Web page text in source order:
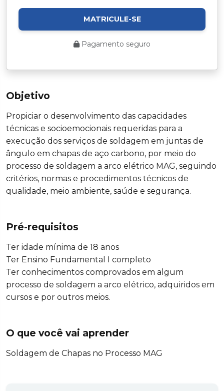
Objetivo
Propiciar o desenvolvimento das capacidades
técnicas e socioemocionais requeridas para a
execução dos serviços de soldagem em juntas de
ângulo em chapas de aço carbono, por meio do
processo de soldagem a arco elétrico MAG, seguindo
critérios, normas e procedimentos técnicos de
qualidade, meio ambiente, saúde e segurança.
Pré-requisitos
Ter idade mínima de 18 anos
Ter Ensino Fundamental I completo
Ter conhecimentos comprovados em algum
processo de soldagem a arco elétrico, adquiridos em
cursos e por outros meios.
O que você vai aprender
Soldagem de Chapas no Processo MAG
MATRICULE-SE
Pagamento seguro